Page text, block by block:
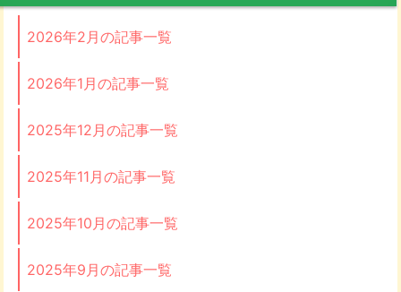
2026年2月の記事一覧
2026年1月の記事一覧
2025年12月の記事一覧
2025年11月の記事一覧
2025年10月の記事一覧
2025年9月の記事一覧